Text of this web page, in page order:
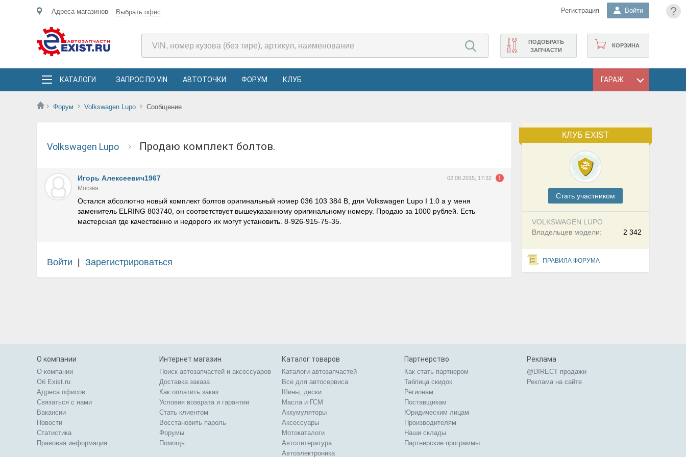
?
Адреса магазинов Выбрать офис Регистрация Войти
КОРЗИНА
ПОДОБРАТЬ
ЗАПЧАСТИ
КАТАЛОГИ ЗАПРОС ПО VIN АВТОТОЧКИ ФОРУМ КЛУБ ГАРАЖ
Форум Volkswagen Lupo Сообщение
КЛУБ EXIST
Cтать участником
VOLKSWAGEN LUPO
2 342
Владельцев модели:
ПРАВИЛА ФОРУМА
Volkswagen Lupo Продаю комплект болтов.
Игорь Алексеевич1967 02.08.2015, 17:32
Москва
Остался абсолютно новый комплект болтов оригинальный номер 036 103 384 B, для Volkswagen Lupo I 1.0 а у меня
заменитель ELRING 803740, он соответствует вышеуказанному оригинальному номеру. Продаю за 1000 рублей. Есть
мастерская где качественно и недорого их могут установить. 8-926-915-75-35.
Войти Зарегистрироваться
О компании
О компании
Об Exist.ru
Адреса офисов
Связаться с нами
Вакансии
Новости
Статистика
Правовая информация
Интернет магазин
Поиск автозапчастей и аксессуаров
Доставка заказа
Как оплатить заказ
Условия возврата и гарантии
Стать клиентом
Восстановить пароль
Форумы
Помощь
Каталог товаров
Каталоги автозапчастей
Все для автосервиса
Шины, диски
Масла и ГСМ
Аккумуляторы
Аксессуары
Мотокаталоги
Автолитература
Автоэлектроника
Партнерство
Как стать партнером
Таблица скидок
Регионам
Поставщикам
Юридическим лицам
Производителям
Наши склады
Партнерские программы
Реклама
@DIRECT продажи
Реклама на сайте